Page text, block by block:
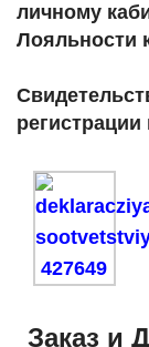
личному
Лояльности
Заказ и